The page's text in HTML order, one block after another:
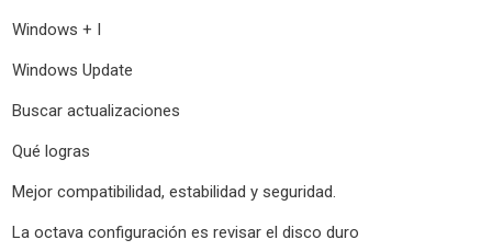
Windows + I
Windows Update
Buscar actualizaciones
Qué logras
Mejor compatibilidad, estabilidad y seguridad.
La octava configuración es revisar el disco duro